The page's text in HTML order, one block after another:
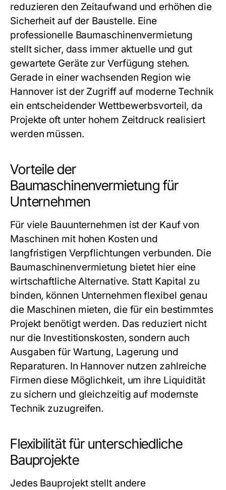
reduzieren den Zeitaufwand und erhöhen die
Sicherheit auf der Baustelle. Eine
professionelle Baumaschinenvermietung
stellt sicher, dass immer aktuelle und gut
gewartete Geräte zur Verfügung stehen.
Gerade in einer wachsenden Region wie
Hannover ist der Zugriff auf moderne Technik
ein entscheidender Wettbewerbsvorteil, da
Projekte oft unter hohem Zeitdruck realisiert
werden müssen.
Vorteile der
Baumaschinenvermietung für
Unternehmen
Für viele Bauunternehmen ist der Kauf von
Maschinen mit hohen Kosten und
langfristigen Verpflichtungen verbunden. Die
Baumaschinenvermietung bietet hier eine
wirtschaftliche Alternative. Statt Kapital zu
binden, können Unternehmen flexibel genau
die Maschinen mieten, die für ein bestimmtes
Projekt benötigt werden. Das reduziert nicht
nur die Investitionskosten, sondern auch
Ausgaben für Wartung, Lagerung und
Reparaturen. In Hannover nutzen zahlreiche
Firmen diese Möglichkeit, um ihre Liquidität
zu sichern und gleichzeitig auf modernste
Technik zuzugreifen.
Flexibilität für unterschiedliche
Bauprojekte
Jedes Bauprojekt stellt andere